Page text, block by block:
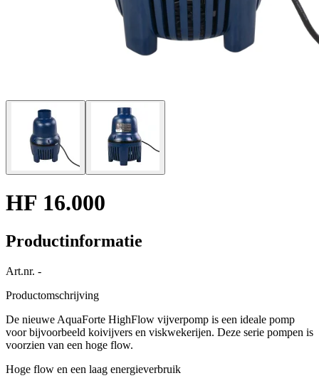
HF 16.000
Productinformatie
Art.nr. -
Productomschrijving
De nieuwe AquaForte HighFlow vijverpomp is een ideale pomp
voor bijvoorbeeld koivijvers en viskwekerijen. Deze serie pompen is
voorzien van een hoge flow.
Hoge flow en een laag energieverbruik